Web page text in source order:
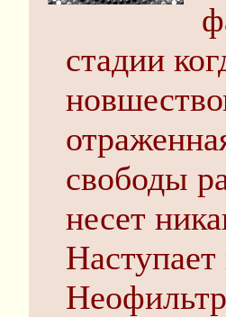
стадии
свободы
несет